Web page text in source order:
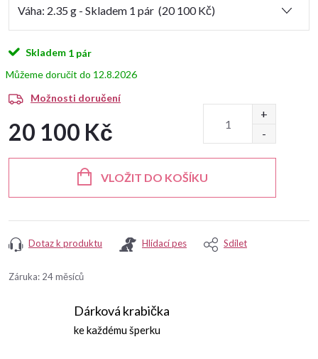
Skladem 1 pár
12.8.2026
Možnosti doručení
20 100 Kč
VLOŽIT DO KOŠÍKU
Dotaz k produktu Hlídací pes Sdílet
Záruka: 24 měsíců
Dárková krabička
ke každému šperku